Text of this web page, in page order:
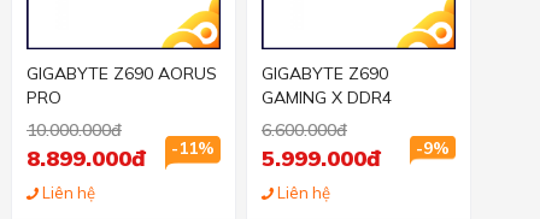
GIGABYTE Z690 AORUS
PRO
10.000.000đ
-11%
8.899.000đ
Liên hệ
GIGABYTE Z690
GAMING X DDR4
6.600.000đ
-9%
5.999.000đ
Liên hệ